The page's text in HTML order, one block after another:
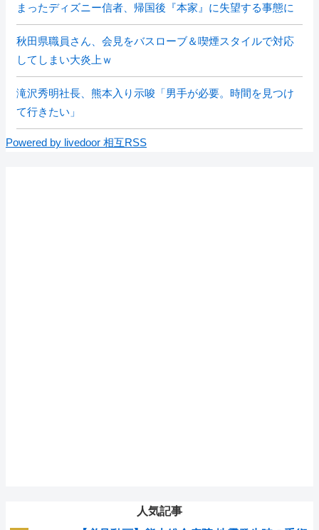
まったディズニー信者、帰国後『本家』に失望する事態に
秋田県職員さん、会見をバスローブ＆喫煙スタイルで対応
してしまい大炎上ｗ
滝沢秀明社長、熊本入り示唆「男手が必要。時間を見つけ
て行きたい」
Powered by livedoor 相互RSS
人気記事